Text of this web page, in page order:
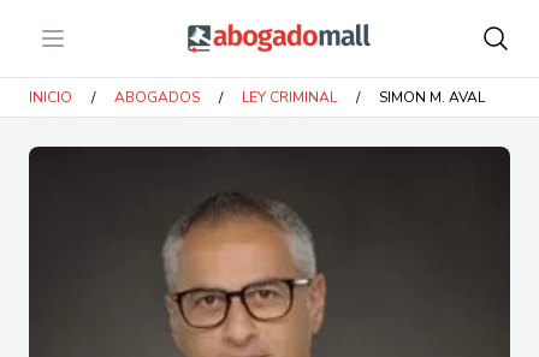
Open menu Abogadomall
INICIO / ABOGADOS / LEY CRIMINAL / SIMON M. AVAL